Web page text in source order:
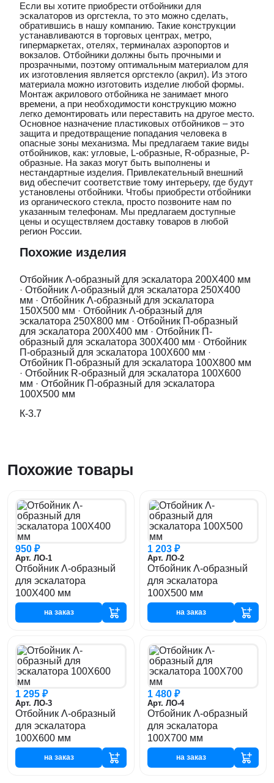
Если вы хотите приобрести отбойники для
эскалаторов из оргстекла, то это можно сделать,
обратившись в нашу компанию. Такие конструкции
устанавливаются в торговых центрах, метро,
гипермаркетах, отелях, терминалах аэропортов и
вокзалов. Отбойники должны быть прочными и
прозрачными, поэтому оптимальным материалом для
их изготовления является оргстекло (акрил). Из этого
материала можно изготовить изделие любой формы.
Монтаж акрилового отбойника не занимает много
времени, а при необходимости конструкцию можно
легко демонтировать или переставить на другое место.
Основное назначение пластиковых отбойников – это
защита и предотвращение попадания человека в
опасные зоны механизма. Мы предлагаем такие виды
отбойников, как: угловые, L-образные, R-образные, P-
образные. На заказ могут быть выполнены и
нестандартные изделия. Привлекательный внешний
вид обеспечит соответствие тому интерьеру, где будут
установлены отбойники. Чтобы приобрести отбойники
из органического стекла, просто позвоните нам по
указанным телефонам. Мы предлагаем доступные
цены и осуществляем доставку товаров в любой
регион России.
Похожие изделия
Отбойник Λ-образный для эскалатора 200Х400 мм
· Отбойник Λ-образный для эскалатора 250Х400
мм · Отбойник Λ-образный для эскалатора
150Х500 мм · Отбойник Λ-образный для
эскалатора 250Х800 мм · Отбойник П-образный
для эскалатора 200Х400 мм · Отбойник П-
образный для эскалатора 300Х400 мм · Отбойник
П-образный для эскалатора 100Х600 мм ·
Отбойник П-образный для эскалатора 100Х800 мм
· Отбойник R-образный для эскалатора 100Х600
мм · Отбойник П-образный для эскалатора
100Х500 мм
К-3.7
Похожие товары
950 ₽
Арт. ЛО-1
Отбойник Λ-образный
для эскалатора
100Х400 мм
на заказ
1 203 ₽
Арт. ЛО-2
Отбойник Λ-образный
для эскалатора
100Х500 мм
на заказ
1 295 ₽
Арт. ЛО-3
Отбойник Λ-образный
для эскалатора
100Х600 мм
на заказ
1 480 ₽
Арт. ЛО-4
Отбойник Λ-образный
для эскалатора
100Х700 мм
на заказ